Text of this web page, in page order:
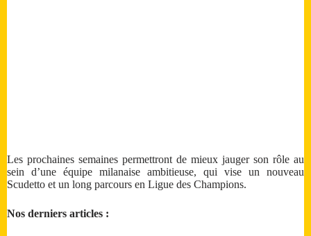
Les prochaines semaines permettront de mieux jauger son rôle au
sein d’une équipe milanaise ambitieuse, qui vise un nouveau
Scudetto et un long parcours en Ligue des Champions.
Nos derniers articles :